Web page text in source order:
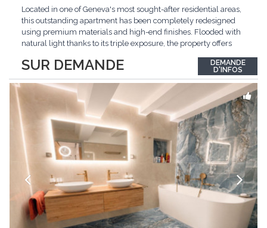
SUR DEMANDE
Located in one of Geneva's most sought-after residential areas,
this outstanding apartment has been completely redesigned
using premium materials and high-end finishes. Flooded with
natural light thanks to its triple exposure, the property offers
master suite, elegant reception areas, and a spacious terrace
overlooking a peaceful and green...
DEMANDE
D'INFOS